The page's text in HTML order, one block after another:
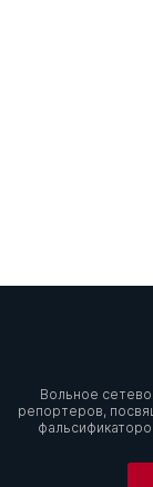
Вольное
репортеров,